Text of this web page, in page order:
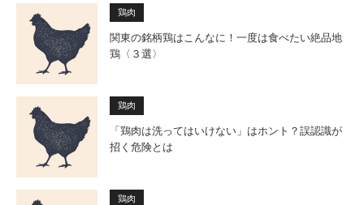
鶏肉
関東の銘柄鶏はこんなに！一度は食べたい絶品地
鶏〈３選〉
鶏肉
「鶏肉は洗ってはいけない」はホント？誤認識が
招く危険とは
鶏肉